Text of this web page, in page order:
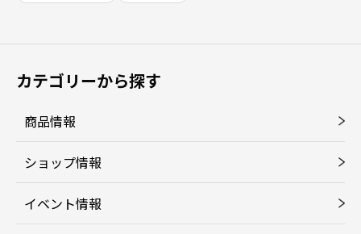
カテゴリーから探す
商品情報
ショップ情報
イベント情報